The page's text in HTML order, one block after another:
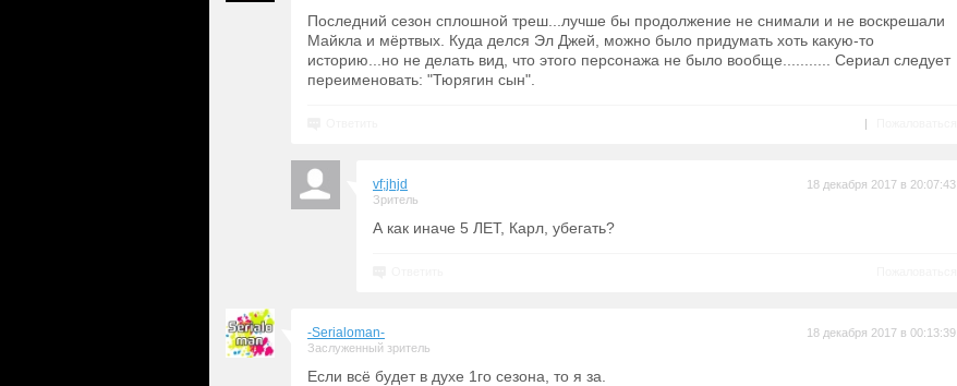
Последний сезон сплошной треш...лучше бы продолжение не снимали и не воскрешали
Майкла и мёртвых. Куда делся Эл Джей, можно было придумать хоть какую-то
историю...но не делать вид, что этого персонажа не было вообще........... Сериал следует
переименовать: "Тюрягин сын".
|
vf;jhjd
Зритель
18 декабря 2017 в 20:07:43
А как иначе 5 ЛЕТ, Карл, убегать?
-Serialoman-
Заслуженный зритель
18 декабря 2017 в 00:13:39
Если всё будет в духе 1го сезона, то я за.